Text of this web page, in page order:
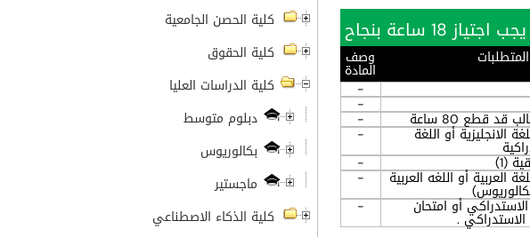
يجب اجتياز 18 ساعة بنجاح
المتطلبات وصف
المادة
-
-
قطع 80 ساعة -
الانجليزية أو اللغة
-
(1)
-
العربية أو اللغه العربية
-
أو امتحان
.
-
كلية الحصن الجامعية
كلية الحقوق
كلية الدراسات العليا
دبلوم متوسط
بكالوريوس
ماجستير
كلية الذكاء الاصطناعي